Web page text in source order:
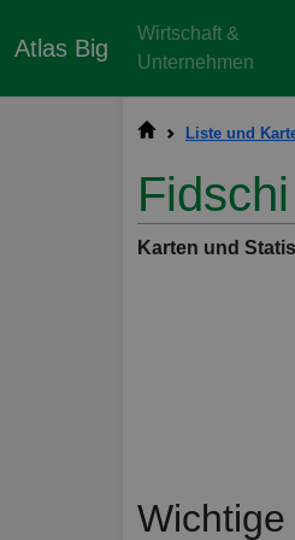
Atlas Big
Wirtschaft &
Unternehmen
Liste und
Fidschi
Karten und